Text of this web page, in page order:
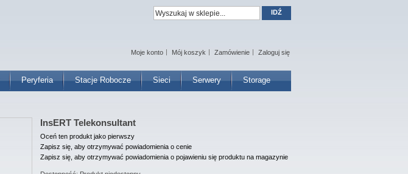
Peryferia Stacje Robocze Sieci Serwery Storage
Moje konto Mój koszyk Zamówienie Zaloguj się
IDŹ
InsERT Telekonsultant
Oceń ten produkt jako pierwszy
Zapisz się, aby otrzymywać powiadomienia o cenie
Zapisz się, aby otrzymywać powiadomienia o pojawieniu się produktu na magazynie